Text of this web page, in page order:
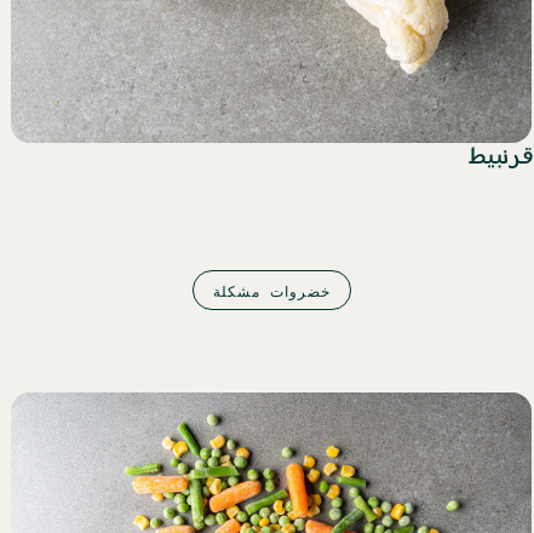
قرنبيط
خضروات مشكلة